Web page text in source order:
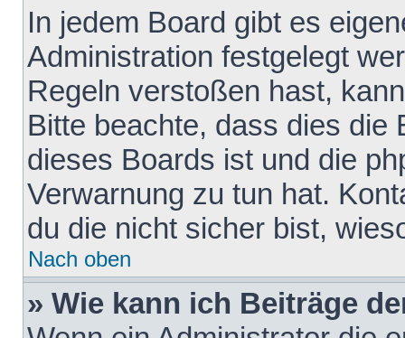
In jedem Board gibt es
Administration festgelegt
Regeln verstoßen hast,
Bitte beachte, dass dies die
dieses Boards ist und die
Verwarnung zu tun hat.
du die nicht sicher bist,
Nach oben
» Wie kann ich Beiträge